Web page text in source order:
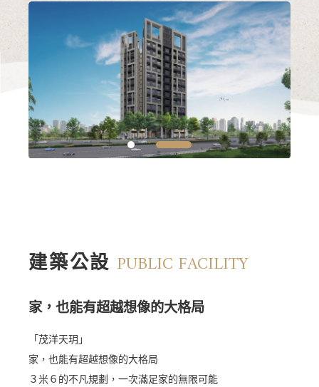
1 2
建築公設 PUBLIC FACILITY
家，也能有超越想像的大格局
「茂洋天玥」
家，也能有超越想像的大格局
３米６的不凡規劃，一次滿足家的無限可能